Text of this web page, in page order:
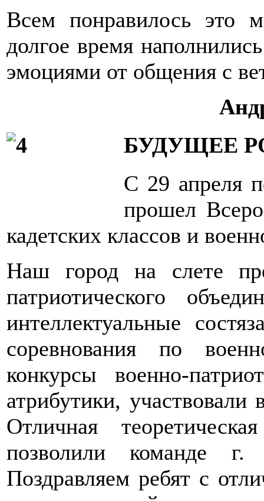
Всем понравилось это
долгое время
эмоциями от общения с
БУДУЩЕЕ
С 29 апреля
прошел
кадетских классов и
Наш город на слете
патриотического
интеллектуальные
соревнования по
конкурсы военно-
атрибутики,
Отличная
позволили команде
Поздравляем ребят с